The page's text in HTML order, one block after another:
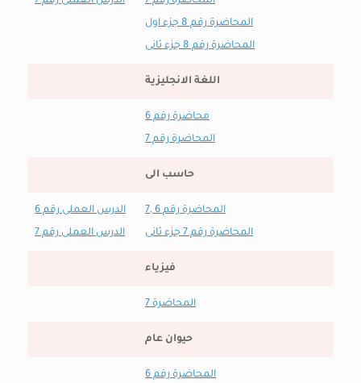
المحاضرة رقم 8 جزء اول
المحاضرة رقم 8 جزء ثانى
اللغة الانجليزية
محاضرة رقم 6
المحاضرة رقم 7
حاسب الى
المحاضرة رقم 6 ,7
المحاضرة رقم 7 جزء ثانى
الدرس العملى رقم 6
الدرس العملى رقم 7
فيزياء
المحاضرة 7
حيوان عام
المحاضرة رقم 6